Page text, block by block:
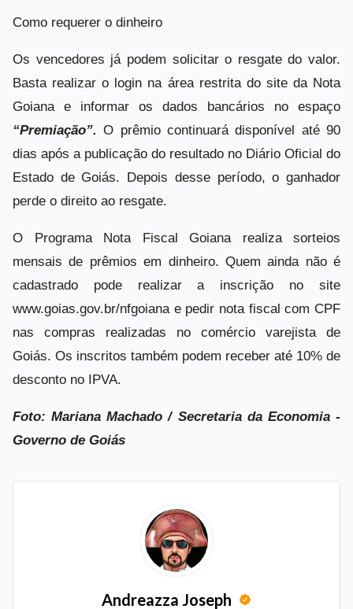
Como requerer o dinheiro
Os vencedores já podem solicitar o resgate do valor.
Basta realizar o login na área restrita do site da Nota
Goiana e informar os dados bancários no espaço
“Premiação”. O prêmio continuará disponível até 90
dias após a publicação do resultado no Diário Oficial do
Estado de Goiás. Depois desse período, o ganhador
perde o direito ao resgate.
O Programa Nota Fiscal Goiana realiza sorteios
mensais de prêmios em dinheiro. Quem ainda não é
cadastrado pode realizar a inscrição no site
www.goias.gov.br/nfgoiana e pedir nota fiscal com CPF
nas compras realizadas no comércio varejista de
Goiás. Os inscritos também podem receber até 10% de
desconto no IPVA.
Foto: Mariana Machado / Secretaria da Economia -
Governo de Goiás
Andreazza Joseph